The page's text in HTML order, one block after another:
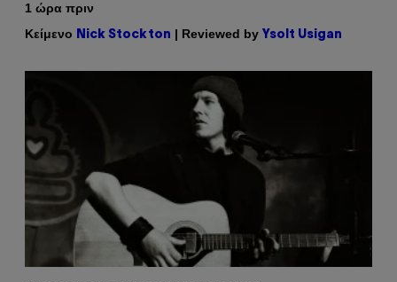
1 ώρα πριν
Κείμενο
Nick Stockton | Reviewed by Ysolt Usigan